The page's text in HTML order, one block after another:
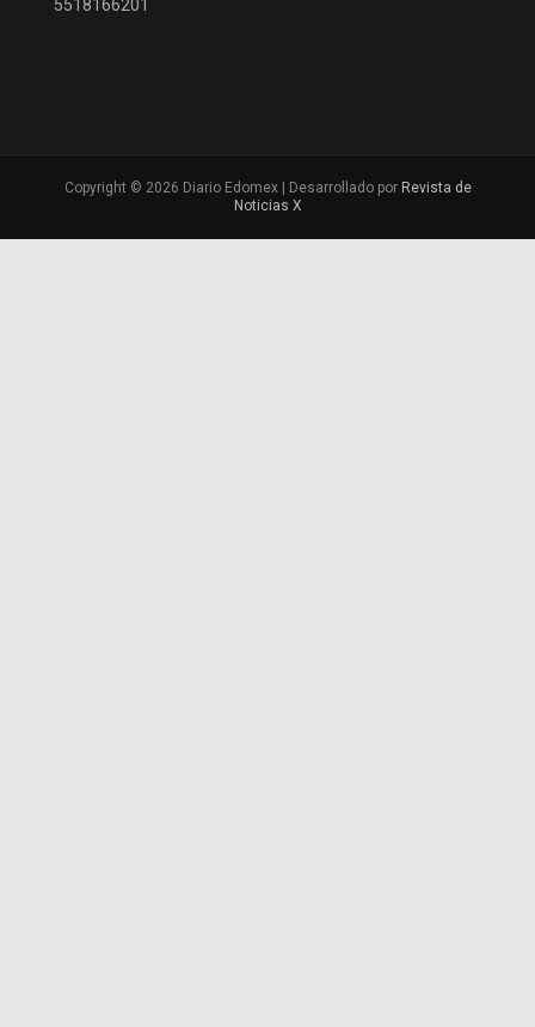
5518166201
Copyright © 2026 Diario Edomex | Desarrollado por Revista de
Noticias X